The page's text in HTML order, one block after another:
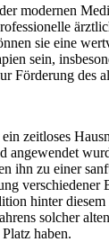
modernen
sie eine
sein,
Förderung des
zeitloses
angewendet
ihn zu einer
verschiedener
hinter
solcher
haben.